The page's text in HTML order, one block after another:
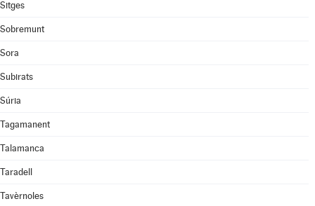
Sitges
Sobremunt
Sora
Subirats
Súria
Tagamanent
Talamanca
Taradell
Tavèrnoles